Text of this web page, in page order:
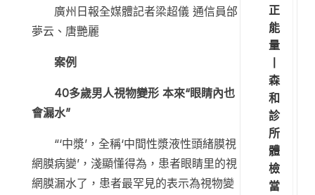
廣州日報全媒體記者梁超儀 通信員邰
夢云、唐艷麗
案例
40多歲男人視物變形 本來“眼睛內也
會漏水”
“‘中漿’，全稱‘中間性漿液性頭緒膜視
網膜病變’，淺顯懂得為，患者眼睛里的視
網膜漏水了，患者最罕見的表示為視物變
正
能
量
丨
森
和
診
所
體
檢
當